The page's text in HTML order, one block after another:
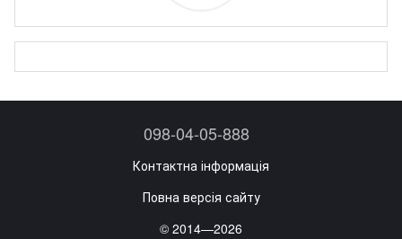
098-04-05-888
Контактна інформація
Повна версія сайту
© 2014—2026